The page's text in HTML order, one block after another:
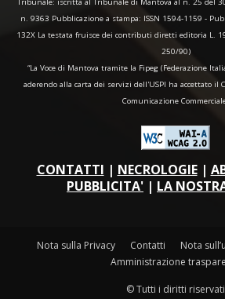
n. 9363 Pubblicazione a stampa: ISSN 1594-1159 -
132X La testata fruisce dei contributi diretti editoria L.
250/90)
“La Voce di Mantova tramite la Fipeg (Federazione
aderendo alla carta dei servizi dell'USPI ha accettato il
Comunicazione
CONTATTI | NECROLOGIE|
PUBBLICITA' | LA
Nota sulla Privacy Contatti
Nota
Amministrazione
© Tutti i diritti riservati